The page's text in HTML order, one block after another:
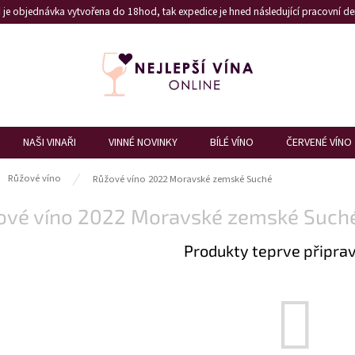
objednávka vytvořena do 18hod, tak expedice je hned následující pracovní
NAŠI VINAŘI VINNÉ NOVINKY BÍLÉ VÍNO ČERVENÉ VÍNO
Růžové víno Růžové víno 2022 Moravské zemské Suché
víno 2022 Moravské zemské
Produkty teprve